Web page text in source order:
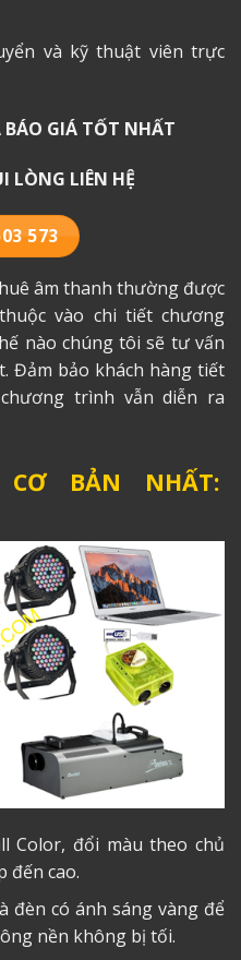
và kỹ thuật viên trực
GIÁ TỐT NHẤT
LÒNG LIÊN HỆ
573
âm thanh thường được
vào chi tiết chương
nào chúng tôi sẽ tư vấn
Đảm bảo khách hàng tiết
trình vẫn diễn ra
BẢN NHẤT:
Color, đổi màu theo chủ
đến cao.
đèn có ánh sáng vàng để
nền không bị tối.